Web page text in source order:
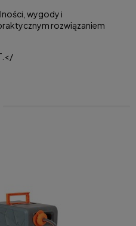
wygody i
rozwiązaniem
</